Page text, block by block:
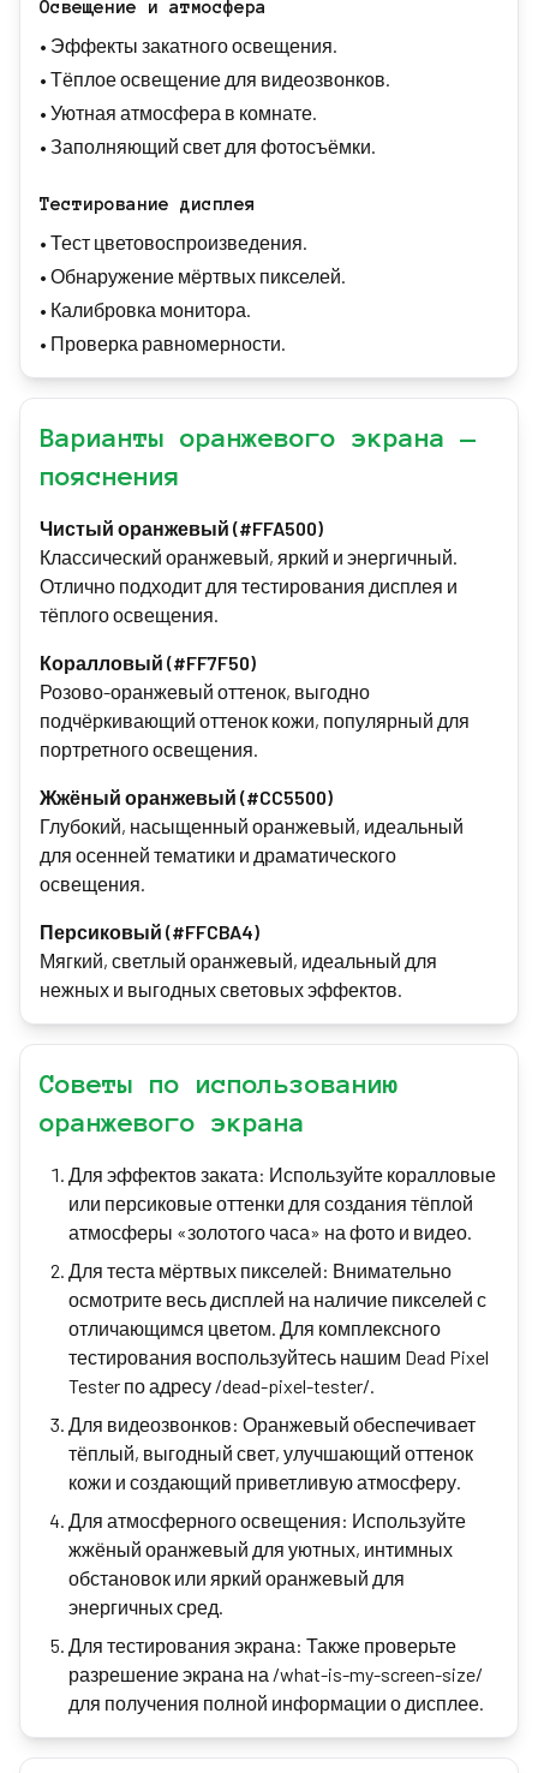
Освещение и атмосфера
• Эффекты закатного освещения.
• Тёплое освещение для видеозвонков.
• Уютная атмосфера в комнате.
• Заполняющий свет для фотосъёмки.
Тестирование дисплея
• Тест цветовоспроизведения.
• Обнаружение мёртвых пикселей.
• Калибровка монитора.
• Проверка равномерности.
Варианты оранжевого экрана —
пояснения
Чистый оранжевый (#FFA500)
Классический оранжевый, яркий и энергичный.
Отлично подходит для тестирования дисплея и
тёплого освещения.
Коралловый (#FF7F50)
Розово-оранжевый оттенок, выгодно
подчёркивающий оттенок кожи, популярный для
портретного освещения.
Жжёный оранжевый (#CC5500)
Глубокий, насыщенный оранжевый, идеальный
для осенней тематики и драматического
освещения.
Персиковый (#FFCBA4)
Мягкий, светлый оранжевый, идеальный для
нежных и выгодных световых эффектов.
Советы по использованию
оранжевого экрана
Для эффектов заката: Используйте коралловые
или персиковые оттенки для создания тёплой
атмосферы «золотого часа» на фото и видео.
Для теста мёртвых пикселей: Внимательно
осмотрите весь дисплей на наличие пикселей с
отличающимся цветом. Для комплексного
тестирования воспользуйтесь нашим Dead Pixel
Tester по адресу /dead-pixel-tester/.
Для видеозвонков: Оранжевый обеспечивает
тёплый, выгодный свет, улучшающий оттенок
кожи и создающий приветливую атмосферу.
Для атмосферного освещения: Используйте
жжёный оранжевый для уютных, интимных
обстановок или яркий оранжевый для
энергичных сред.
Для тестирования экрана: Также проверьте
разрешение экрана на /what-is-my-screen-size/
для получения полной информации о дисплее.